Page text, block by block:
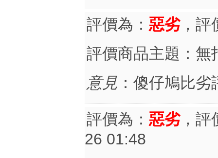
評價為： 惡劣，評
評價商品主題：無
意見 ：傻仔鳩比劣
評價為： 惡劣，評
26 01:48